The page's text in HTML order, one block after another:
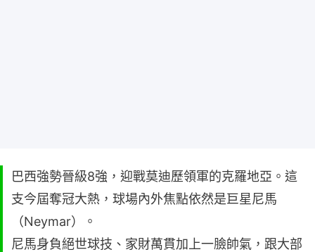
巴西強勢晉級8強，迎戰莫迪歷領軍的克羅地亞。這
支今屆奪冠大熱，球場內外焦點依然是巨星尼馬
（Neymar）。
尼馬身負絕世球技、家財萬貫加上一臉帥氣，跟大部